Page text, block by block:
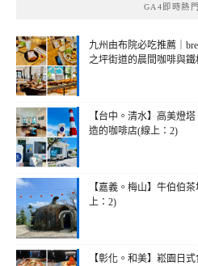
GA4即時熱
九州由布院必吃推薦｜
之坪街道的晨間咖啡與
【台中。清水】高美燈
造的咖啡店(線上：2)
【嘉義。梅山】牛伯伯
上：2)
【彰化。和美】崧園日